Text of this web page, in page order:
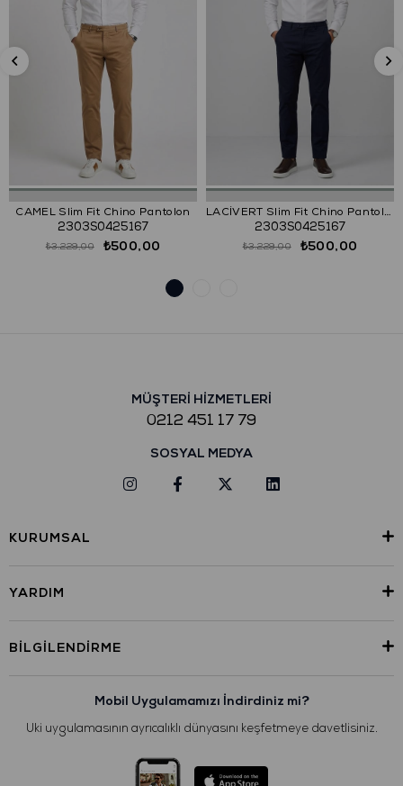
CAMEL Slim Fit Chino Pantolon
2303S0425167
₺500,00
₺3.229,00
LACİVERT Slim Fit Chino Pantolon
2303S0425167
₺500,00
₺3.229,00
MÜŞTERİ HİZMETLERİ
0212 451 17 79
SOSYAL MEDYA
KURUMSAL
YARDIM
BILGILENDIRME
Mobil Uygulamamızı İndirdiniz mi?
Uki uygulamasının ayrıcalıklı dünyasını keşfetmeye davetlisiniz.